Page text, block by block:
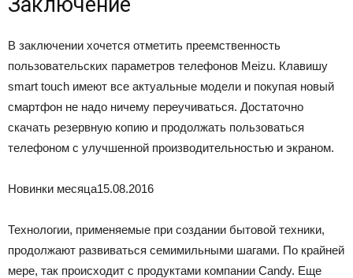
В заключении хочется отметить преемственность
пользовательских параметров телефонов Meizu. Клавишу
smart touch имеют все актуальные модели и покупая новый
смартфон не надо ничему переучиваться. Достаточно
скачать резервную копию и продолжать пользоваться
телефоном с улучшенной производительностью и экраном.
Новинки месяца15.08.2016
Технологии, применяемые при создании бытовой техники,
продолжают развиваться семимильными шагами. По крайней
мере, так происходит с продуктами компании Candy. Еще